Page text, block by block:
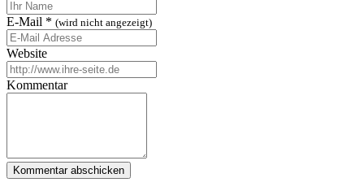
E-Mail * (wird nicht angezeigt)
Website
Kommentar